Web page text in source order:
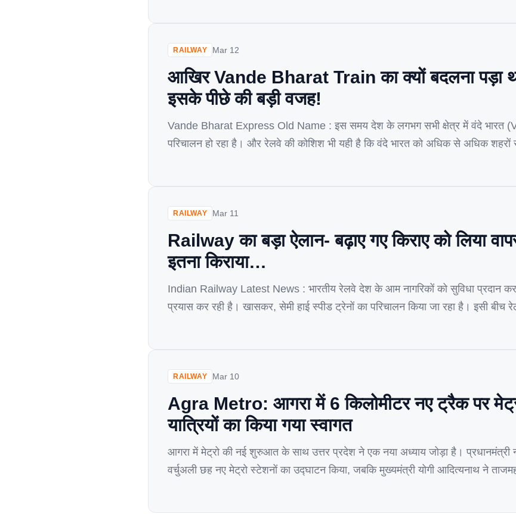
RAILWAY Mar 12
आखिर Vande Bharat Train का क्यों बदलना पड़ा
इसके पीछे की बड़ी वजह!
Vande Bharat Express Old Name : इस समय देश के लगभग सभी क्षेत्र में वंदे भारत
परिचालन हो रहा है। और रेलवे की कोशिश भी यही है कि वंदे भारत को अधिक से अधिक शहरों से
RAILWAY Mar 11
Railway का बड़ा ऐलान- बढ़ाए गए किराए को लिया
इतना किराया…
Indian Railway Latest News : भारतीय रेलवे देश के आम नागरिकों को सुविधा प्रदान
प्रयास कर रही है। खासकर, सेमी हाई स्पीड ट्रेनों का परिचालन किया जा रहा है। इसी बीच
RAILWAY Mar 10
Agra Metro: आगरा में 6 किलोमीटर नए ट्रैक पर
यात्रियों का किया गया स्वागत
आगरा में मेट्रो की नई शुरुआत के साथ उत्तर प्रदेश ने एक नया अध्याय जोड़ा है। प्रधानमंत्री
वर्चुअली छह नए मेट्रो स्टेशनों का उद्घाटन किया, जबकि मुख्यमंत्री योगी आदित्यनाथ ने